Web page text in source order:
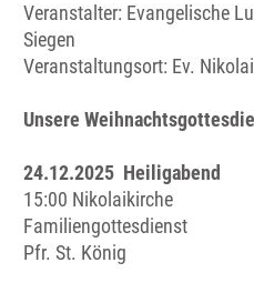
Veranstalter: Evangelische
Siegen
Veranstaltungsort: Ev.
Unsere
24.12.2025 Heiligabend
15:00 Nikolaikirche
Familiengottesdienst
Pfr. St. König